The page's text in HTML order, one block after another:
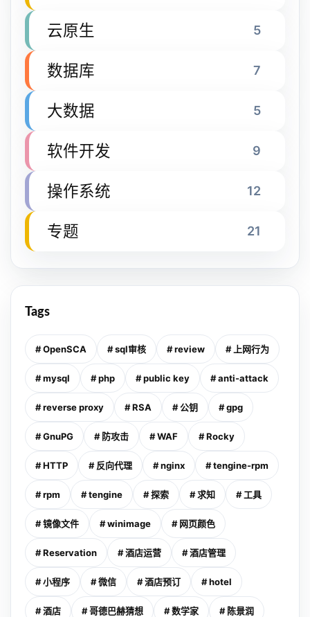
云原生 5
数据库 7
大数据 5
软件开发 9
操作系统 12
专题 21
Tags
# OpenSCA # sql审核 # review # 上网行为
# mysql # php # public key # anti-attack
# reverse proxy # RSA # 公钥 # gpg
# GnuPG # 防攻击 # WAF # Rocky
# HTTP # 反向代理 # nginx # tengine-rpm
# rpm # tengine # 探索 # 求知 # 工具
# 镜像文件 # winimage # 网页颜色
# Reservation # 酒店运营 # 酒店管理
# 小程序 # 微信 # 酒店预订 # hotel
# 酒店 # 哥德巴赫猜想 # 数学家 # 陈景润